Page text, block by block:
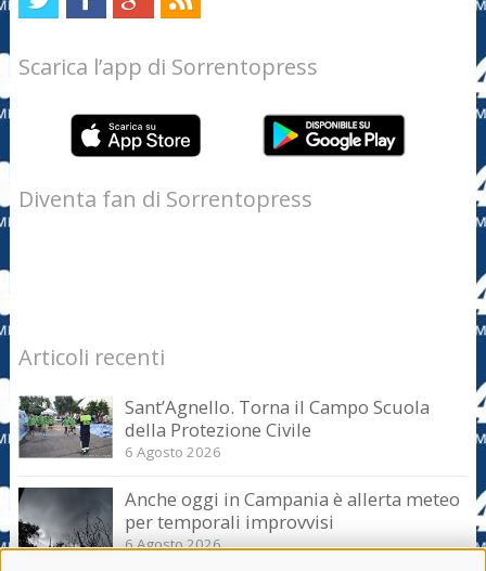
Scarica l’app di Sorrentopress
Diventa fan di Sorrentopress
Articoli recenti
Sant’Agnello. Torna il Campo Scuola
della Protezione Civile
6 Agosto 2026
Anche oggi in Campania è allerta meteo
per temporali improvvisi
6 Agosto 2026